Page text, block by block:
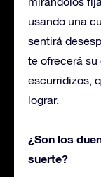
usando una
sentirá
te ofrecerá su
escurridizos,
lograr.
¿Son los
suerte?